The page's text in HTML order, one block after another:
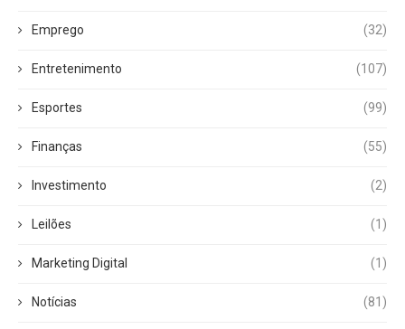
Emprego (32)
Entretenimento (107)
Esportes (99)
Finanças (55)
Investimento (2)
Leilões (1)
Marketing Digital (1)
Notícias (81)